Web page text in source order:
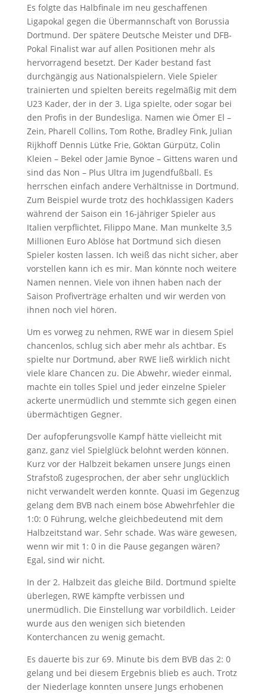
Es folgte das Halbfinale im neu geschaffenen
Ligapokal gegen die Übermannschaft von Borussia
Dortmund. Der spätere Deutsche Meister und DFB-
Pokal Finalist war auf allen Positionen mehr als
hervorragend besetzt. Der Kader bestand fast
durchgängig aus Nationalspielern. Viele Spieler
trainierten und spielten bereits regelmäßig mit dem
U23 Kader, der in der 3. Liga spielte, oder sogar bei
den Profis in der Bundesliga. Namen wie Ömer El –
Zein, Pharell Collins, Tom Rothe, Bradley Fink, Julian
Rijkhoff Dennis Lütke Frie, Göktan Gürpütz, Colin
Kleien – Bekel oder Jamie Bynoe – Gittens waren und
sind das Non – Plus Ultra im Jugendfußball. Es
herrschen einfach andere Verhältnisse in Dortmund.
Zum Beispiel wurde trotz des hochklassigen Kaders
während der Saison ein 16-jähriger Spieler aus
Italien verpflichtet, Filippo Mane. Man munkelte 3,5
Millionen Euro Ablöse hat Dortmund sich diesen
Spieler kosten lassen. Ich weiß das nicht sicher, aber
vorstellen kann ich es mir. Man könnte noch weitere
Namen nennen. Viele von ihnen haben nach der
Saison Profiverträge erhalten und wir werden von
ihnen noch viel hören.
Um es vorweg zu nehmen, RWE war in diesem Spiel
chancenlos, schlug sich aber mehr als achtbar. Es
spielte nur Dortmund, aber RWE ließ wirklich nicht
viele klare Chancen zu. Die Abwehr, wieder einmal,
machte ein tolles Spiel und jeder einzelne Spieler
ackerte unermüdlich und stemmte sich gegen einen
übermächtigen Gegner.
Der aufopferungsvolle Kampf hätte vielleicht mit
ganz, ganz viel Spielglück belohnt werden können.
Kurz vor der Halbzeit bekamen unsere Jungs einen
Strafstoß zugesprochen, der aber sehr unglücklich
nicht verwandelt werden konnte. Quasi im Gegenzug
gelang dem BVB nach einem böse Abwehrfehler die
1:0: 0 Führung, welche gleichbedeutend mit dem
Halbzeitstand war. Sehr schade. Was wäre gewesen,
wenn wir mit 1: 0 in die Pause gegangen wären?
Egal, sind wir nicht.
In der 2. Halbzeit das gleiche Bild. Dortmund spielte
überlegen, RWE kämpfte verbissen und
unermüdlich. Die Einstellung war vorbildlich. Leider
wurde aus den wenigen sich bietenden
Konterchancen zu wenig gemacht.
Es dauerte bis zur 69. Minute bis dem BVB das 2: 0
gelang und bei diesem Ergebnis blieb es auch. Trotz
der Niederlage konnten unsere Jungs erhobenen